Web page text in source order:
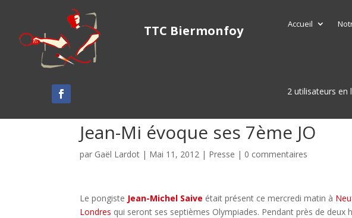
TTC Biermonfoy Accueil
2 utilisateurs
Jean-Mi évoque ses 7ème JO
par Gaël Lardot | Mai 11, 2012 | Presse | 0 commentaires
Le pongiste Jean-Michel Saive était présent ce mercredi matin à
Londres qui seront ses septièmes Olympiades. Pendant près de deux